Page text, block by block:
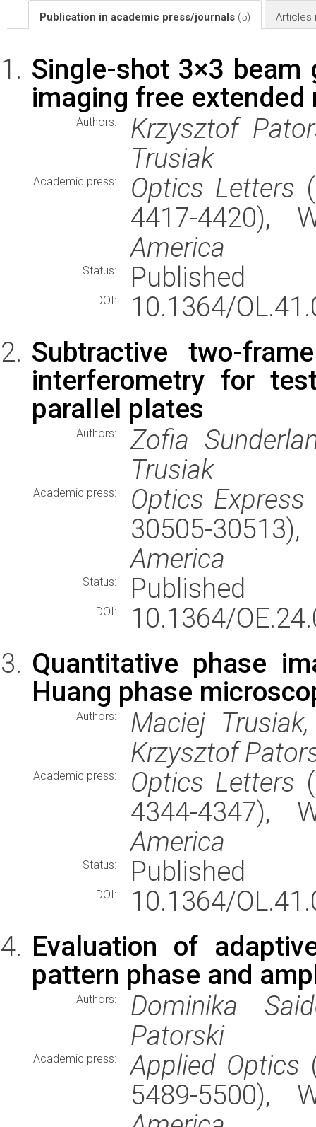
Publication in academic press/journals (5) Articles
Single-shot 3×3
imaging free
Authors:
Krzysztof
Trusiak
Academic press: Optics Letters
4417-4420),
America
Status: Published
DOI:
10.1364/
Subtractive two-
interferometry for
parallel plates
Authors:
Zofia
Trusiak
Academic press: Optics Express
30505-
America
Status: Published
DOI:
10.1364/
Quantitative phase
Huang phase
Authors:
Maciej
Krzysztof
Academic press: Optics Letters
4344-4347),
America
Status: Published
DOI:
10.1364/
Evaluation of
pattern phase and
Authors:
Dominika
Patorski
Academic press: Applied Optics
5489-5500),